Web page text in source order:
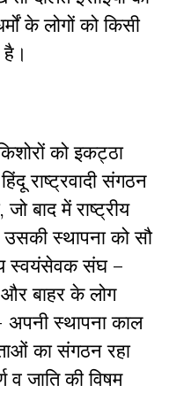
के लोगों को किसी
को इकट्ठा
राष्ट्रवादी संगठन
बाद में राष्ट्रीय
स्थापना को सौ
स्वयंसेवक संघ –
बाहर के लोग
स्थापना काल
का संगठन रहा
व जाति की विषम